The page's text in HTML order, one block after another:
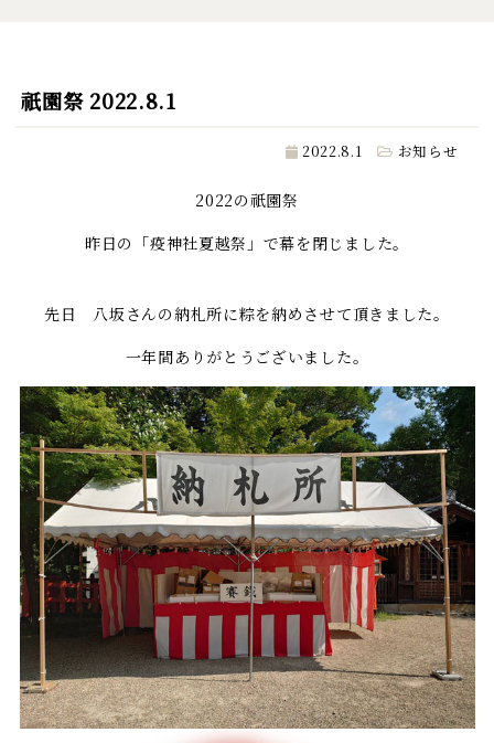
祇園祭 2022.8.1
2022.8.1 お知らせ
2022の祇園祭
昨日の「疫神社夏越祭」で幕を閉じました。
先日 八坂さんの納札所に粽を納めさせて頂きました。
一年間ありがとうございました。